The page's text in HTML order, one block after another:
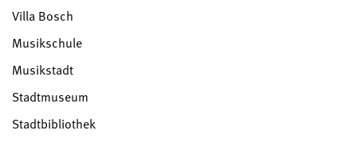
Villa Bosch
Musikschule
Musikstadt
Stadtmuseum
Stadtbibliothek